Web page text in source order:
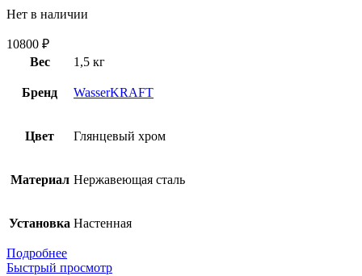
Нет в наличии
10800 ₽
Вес
1,5 кг
Бренд WasserKRAFT
Цвет Глянцевый хром
Материал Нержавеющая сталь
Установка Настенная
Подробнее
Быстрый просмотр